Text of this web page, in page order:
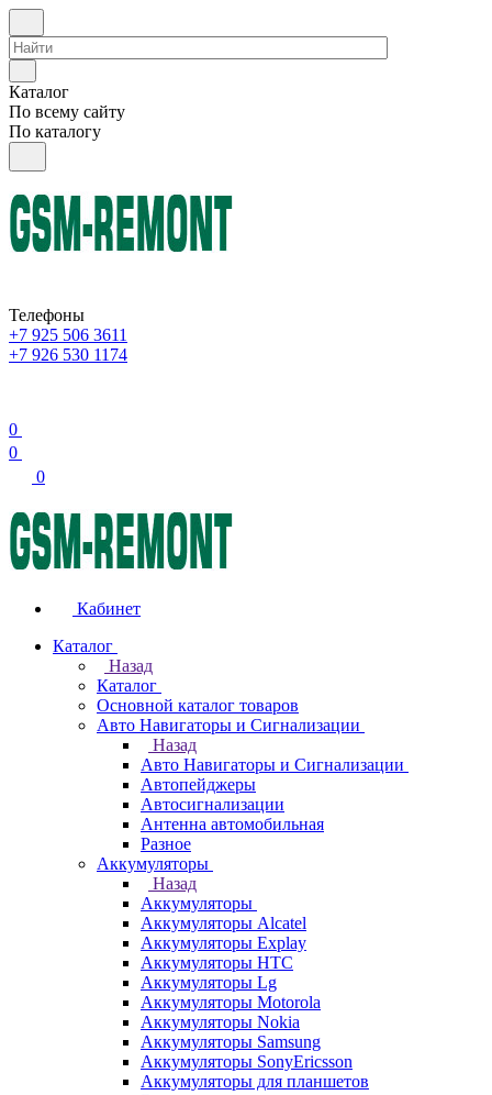
Каталог
По всему сайту
По каталогу
Телефоны
+7 925 506 3611
+7 926 530 1174
0
0
0
Кабинет
Каталог
Назад
Каталог
Основной каталог товаров
Авто Навигаторы и Сигнализации
Назад
Авто Навигаторы и Сигнализации
Автопейджеры
Автосигнализации
Антенна автомобильная
Разное
Аккумуляторы
Назад
Аккумуляторы
Аккумуляторы Alcatel
Аккумуляторы Explay
Аккумуляторы HTC
Аккумуляторы Lg
Аккумуляторы Motorola
Аккумуляторы Nokia
Аккумуляторы Samsung
Аккумуляторы SonyEricsson
Аккумуляторы для планшетов